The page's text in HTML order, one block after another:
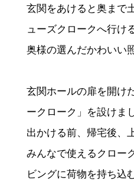
玄関をあけると奥まで
ューズクロークへ行け
奥様の選んだかわいい
玄関ホールの扉を開け
ークローク」を設けま
出かける前、帰宅後、
みんなで使えるクロー
ビングに荷物を持ち込